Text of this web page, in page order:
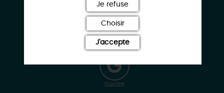
www.gitelapetitevenisedugatinais.fr
Google
Je refuse
Choisir
J'accepte